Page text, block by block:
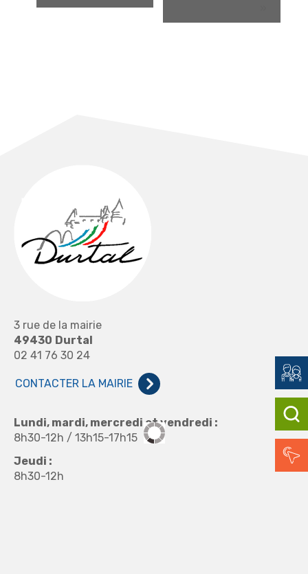
3 rue de la mairie
49430 Durtal
02 41 76 30 24
CONTACTER LA MAIRIE
Lundi, mardi, mercredi et vendredi :
8h30-12h / 13h15-17h15
Jeudi :
8h30-12h